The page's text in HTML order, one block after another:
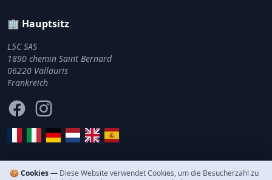
🏢 Hauptsitz
L5C SAS
1890 chemin Saint Bernard
06220 Vallauris
Frankreich
FacebookInstagram
🍪 Cookies — Diese Website verwendet Cookies, um die Besucherzahl zu